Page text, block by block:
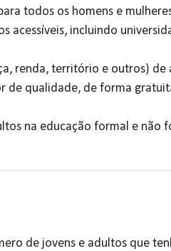
todos os homens e
acessíveis, incluindo
renda, território e outros) de
de qualidade, de forma
na educação formal e não
de jovens e adultos que